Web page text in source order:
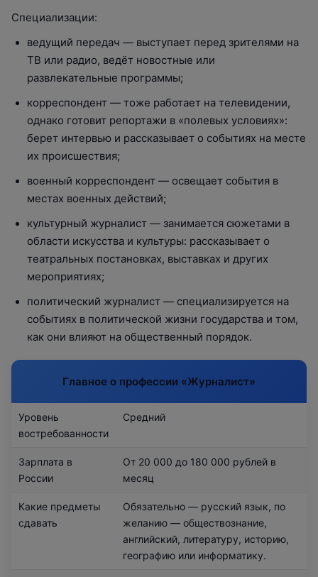
Специализации:
ведущий передач — выступает перед зрителями на
ТВ или радио, ведёт новостные или
развлекательные программы;
корреспондент — тоже работает на телевидении,
однако готовит репортажи в «полевых условиях»:
берет интервью и рассказывает о событиях на месте
их происшествия;
военный корреспондент — освещает события в
местах военных действий;
культурный журналист — занимается сюжетами в
области искусства и культуры: рассказывает о
театральных постановках, выставках и других
мероприятиях;
политический журналист — специализируется на
событиях в политической жизни государства и том,
как они влияют на общественный порядок.
Главное о профессии «‎Журналист»
Уровень
востребованности
Средний
Зарплата в
России
От 20 000 до 180 000 рублей в
месяц
Какие предметы
сдавать
Обязательно — русский язык, по
желанию — обществознание,
английский, литературу, историю,
географию или информатику.